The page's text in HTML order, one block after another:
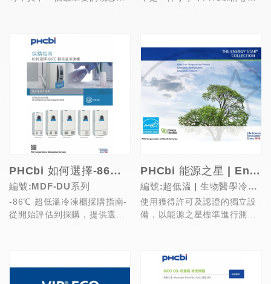
PHCbi 如何選擇-86℃ 超低溫冷凍櫃?
編號:MDF-DU系列
-86℃ 超低溫冷凍櫃採購指南-
從開始評估到採購，提供選擇
PHCbi 能源之星 | Energy Star 認證系列
編號:超低溫 | 生物醫學冷凍
櫃 | 藥品疫苗冰箱
使用獲得許可及認證的獨立設
備，以能源之星標準進行測